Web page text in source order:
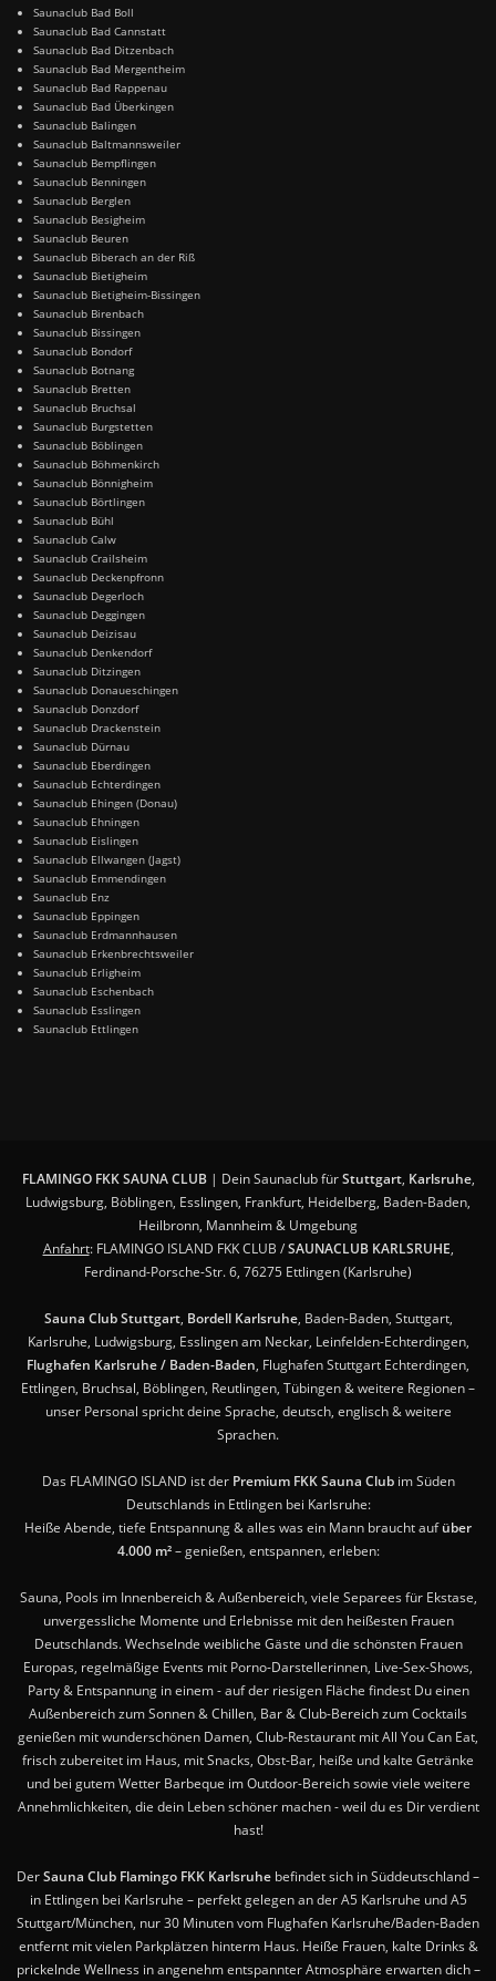
Saunaclub Bad Boll
Saunaclub Bad Cannstatt
Saunaclub Bad Ditzenbach
Saunaclub Bad Mergentheim
Saunaclub Bad Rappenau
Saunaclub Bad Überkingen
Saunaclub Balingen
Saunaclub Baltmannsweiler
Saunaclub Bempflingen
Saunaclub Benningen
Saunaclub Berglen
Saunaclub Besigheim
Saunaclub Beuren
Saunaclub Biberach an der Riß
Saunaclub Bietigheim
Saunaclub Bietigheim-Bissingen
Saunaclub Birenbach
Saunaclub Bissingen
Saunaclub Bondorf
Saunaclub Botnang
Saunaclub Bretten
Saunaclub Bruchsal
Saunaclub Burgstetten
Saunaclub Böblingen
Saunaclub Böhmenkirch
Saunaclub Bönnigheim
Saunaclub Börtlingen
Saunaclub Bühl
Saunaclub Calw
Saunaclub Crailsheim
Saunaclub Deckenpfronn
Saunaclub Degerloch
Saunaclub Deggingen
Saunaclub Deizisau
Saunaclub Denkendorf
Saunaclub Ditzingen
Saunaclub Donaueschingen
Saunaclub Donzdorf
Saunaclub Drackenstein
Saunaclub Dürnau
Saunaclub Eberdingen
Saunaclub Echterdingen
Saunaclub Ehingen (Donau)
Saunaclub Ehningen
Saunaclub Eislingen
Saunaclub Ellwangen (Jagst)
Saunaclub Emmendingen
Saunaclub Enz
Saunaclub Eppingen
Saunaclub Erdmannhausen
Saunaclub Erkenbrechtsweiler
Saunaclub Erligheim
Saunaclub Eschenbach
Saunaclub Esslingen
Saunaclub Ettlingen
FLAMINGO FKK SAUNA CLUB| Dein Saunaclub fürStuttgart, Karlsruhe,
Ludwigsburg, Böblingen, Esslingen, Frankfurt, Heidelberg, Baden-Baden,
Heilbronn, Mannheim & Umgebung
Anfahrt: FLAMINGO ISLAND FKK CLUB /SAUNACLUB KARLSRUHE,
Ferdinand-Porsche-Str. 6, 76275 Ettlingen (Karlsruhe)
Sauna Club Stuttgart, Bordell Karlsruhe, Baden-Baden, Stuttgart,
Karlsruhe, Ludwigsburg, Esslingen am Neckar, Leinfelden-Echterdingen,
Flughafen Karlsruhe / Baden-Baden, Flughafen Stuttgart Echterdingen,
Ettlingen, Bruchsal, Böblingen, Reutlingen, Tübingen & weitere Regionen –
unser Personal spricht deine Sprache, deutsch, englisch & weitere
Sprachen.
Das FLAMINGO ISLAND ist der Premium FKK Sauna Clubim Süden
Deutschlands in Ettlingen bei Karlsruhe:
Heiße Abende, tiefe Entspannung & alles was ein Mann braucht aufüber
4.000 m²– genießen, entspannen, erleben:
Sauna, Pools im Innenbereich & Außenbereich, viele Separees für Ekstase,
unvergessliche Momente und Erlebnisse mit den heißesten Frauen
Deutschlands. Wechselnde weibliche Gäste und die schönsten Frauen
Europas, regelmäßige Events mit Porno-Darstellerinnen, Live-Sex-Shows,
Party & Entspannung in einem - auf der riesigen Fläche findest Du einen
Außenbereich zum Sonnen & Chillen, Bar & Club-Bereich zum Cocktails
genießen mit wunderschönen Damen, Club-Restaurant mit All You Can Eat,
frisch zubereitet im Haus, mit Snacks, Obst-Bar, heiße und kalte Getränke
und bei gutem Wetter Barbeque im Outdoor-Bereich sowie viele weitere
Annehmlichkeiten, die dein Leben schöner machen - weil du es Dir verdient
hast!
DerSauna Club Flamingo FKK Karlsruhe befindet sich in Süddeutschland –
in Ettlingen bei Karlsruhe – perfekt gelegen an der A5 Karlsruhe und A5
Stuttgart/München, nur 30 Minuten vom Flughafen Karlsruhe/Baden-Baden
entfernt mit vielen Parkplätzen hinterm Haus. Heiße Frauen, kalte Drinks &
prickelnde Wellness in angenehm entspannter Atmosphäre erwarten dich –